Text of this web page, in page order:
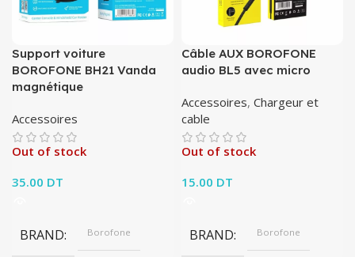
Support voiture
BOROFONE BH21 Vanda
magnétique
Accessoires
Out of stock
35.00 DT
BRAND Borofone
Câble AUX BOROFONE
audio BL5 avec micro
Accessoires, Chargeur et
cable
Out of stock
15.00 DT
BRAND Borofone